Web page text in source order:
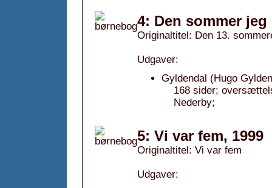
4: Den sommer
Originaltitel: Den 13.
Udgaver:
Gyldendal (Hugo
168 sider;
Nederby;
5: Vi var fem, 1999
Originaltitel: Vi var fem
Udgaver: